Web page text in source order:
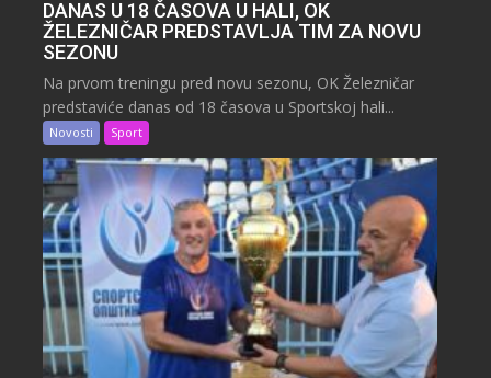
DANAS U 18 ČASOVA U HALI, OK
ŽELEZNIČAR PREDSTAVLJA TIM ZA NOVU
SEZONU
Na prvom treningu pred novu sezonu, OK Železničar
predstaviće danas od 18 časova u Sportskoj hali...
Novosti Sport